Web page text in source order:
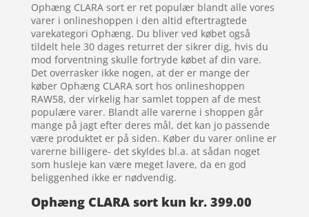
Ophæng CLARA sort er ret populær blandt alle vores
varer i onlineshoppen i den altid eftertragtede
varekategori Ophæng. Du bliver ved købet også
tildelt hele 30 dages returret der sikrer dig, hvis du
mod forventning skulle fortryde købet af din vare.
Det overrasker ikke nogen, at der er mange der
køber Ophæng CLARA sort hos onlineshoppen
RAW58, der virkelig har samlet toppen af de mest
populære varer. Blandt alle varerne i shoppen går
mange på jagt efter deres mål, det kan jo passende
være produktet er på siden. Køber du varer online er
varerne billigere- det skyldes bl.a. at sådan noget
som husleje kan være meget lavere, da en god
beliggenhed ikke er nødvendig.
Ophæng CLARA sort kun kr. 399.00